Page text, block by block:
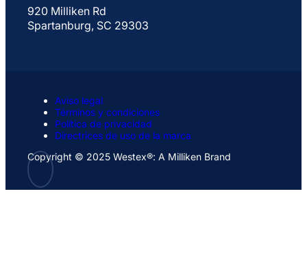
920 Milliken Rd
Spartanburg, SC 29303
Aviso legal
Términos y condiciones
Política de privacidad
Directrices de uso de la marca
Copyright © 2025 Westex®: A Milliken Brand